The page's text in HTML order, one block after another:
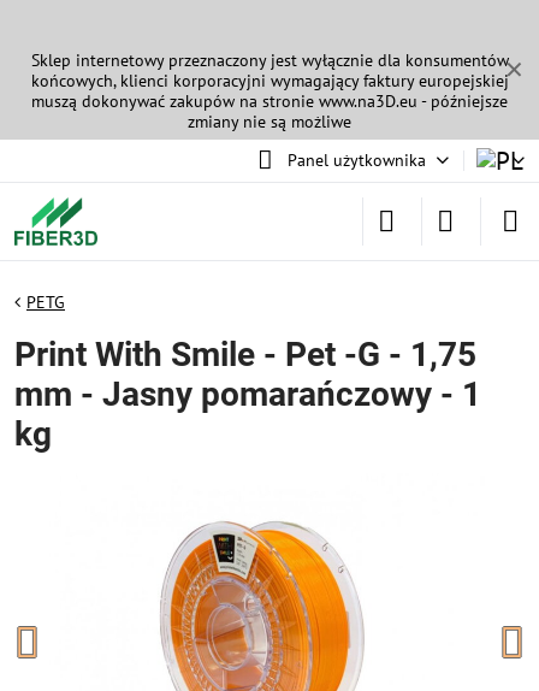
✕
Sklep internetowy przeznaczony jest wyłącznie dla konsumentów
końcowych, klienci korporacyjni wymagający faktury europejskiej
muszą dokonywać zakupów na stronie www.na3D.eu - późniejsze
zmiany nie są możliwe
Panel użytkownika
PETG
Print With Smile - Pet -G - 1,75
mm - Jasny pomarańczowy - 1
kg